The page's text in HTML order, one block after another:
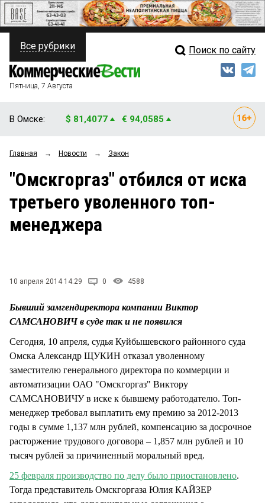
ПОЛИТИКА
ФИНАНСЫ
ОБЩЕСТВО
ЗАКОН
НОВОСТИ КОМПАНИЙ
Свежий выпуск
Рейтинги
Блоги
Все рубрики Поиск по сайту
Пятница, 7 Августа
В Омске: $ 81,4077 € 94,0585
Главная → Новости → Закон
"Омскгоргаз" отбился от иска
третьего уволенного топ-
менеджера
10 апреля 2014 14:29 0 4588
Бывший замгендиректора компании Виктор
САМСАНОВИЧ в суде так и не появился
Сегодня, 10 апреля, судья Куйбышевского районного суда
Омска Александр ЩУКИН отказал уволенному
заместителю генерального директора по коммерции и
автоматизации ОАО "Омскгоргаз" Виктору
САМСАНОВИЧУ в иске к бывшему работодателю. Топ-
менеджер требовал выплатить ему премию за 2012-2013
годы в сумме 1,137 млн рублей, компенсацию за досрочное
расторжение трудового договора – 1,857 млн рублей и 10
тысяч рублей за причиненный моральный вред.
25 февраля производство по делу было приостановлено.
Тогда представитель Омскгоргаза Юлия КАЙЗЕР